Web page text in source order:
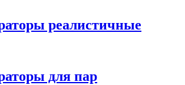
реалистичные
для пар